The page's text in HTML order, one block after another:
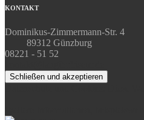
KONTAKT
Dominikus-Zimmermann-Str. 4
89312 Günzburg
08221 - 51 52